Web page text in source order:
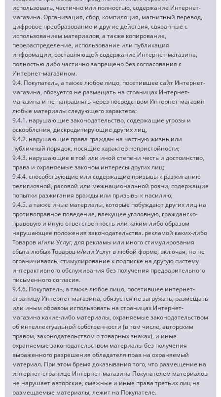
использовать, частично или полностью, содержание Интернет-
магазина. Организация, сбор, компиляция, магнитный перевод,
цифровое преобразование и другие действия, связанные с
использованием материалов, а также копирование,
перераспределение, использование или публикация
информации, составляющей содержание Интернет-магазина,
полностью либо частично запрещено без согласования с
Интернет-магазином.
9.4. Покупатель, а также любое лицо, посетившее сайт Интернет-
магазина, обязуется не размещать на страницах Интернет-
магазина и не направлять через посредством Интернет-магазин
любые материалы следующего характера:
9.4.1. нарушающие законодательство, содержащие угрозы и
оскорбления, дискредитирующие других лиц,
9.4.2. нарушающие права граждан на частную жизнь или
публичный порядок, носящие характер непристойности;
9.4.3. нарушающие в той или иной степени честь и достоинство,
права и охраняемые законом интересы других лиц;
9.4.4. способствующие или содержащие призывы к разжиганию
религиозной, расовой или межнациональной розни, содержащие
попытки разжигания вражды или призывы к насилию;
9.4.5. а также иные материалы, которые побуждают других лиц на
противоправное поведение, влекущее уголовную, гражданско-
правовую и иную ответственность или каким-либо образом
нарушающее положения законодательства. рекламой каких-либо
Товаров и/или Услуг, для рекламы или иного стимулирования
сбыта любых Товаров и/или Услуг в любой форме, включая, но не
ограничиваясь, стимулирование к подписке на другую систему
интерактивного обслуживания без получения предварительного
письменного согласия.
9.4.6. Покупатель, а также любое лицо, посетившее интернет-
страницу Интернет-магазина, обязуется не загружать, размещать
или иным образом использовать на страницах Интернет-
магазина какие-либо материалы, охраняемые законодательством
об интеллектуальной собственности (в том числе, авторским
правом, законодательством о товарных знаках), и иные
охраняемые законодательством материалы без получения
выраженного разрешения обладателя прав на охраняемый
материал. При этом бремя доказывания того, что размещение на
интернет-странице Интернет-магазина Покупателем материалов
не нарушает авторские, смежные и иные права третьих лиц на
размещаемые материалы, лежит на Покупателе.